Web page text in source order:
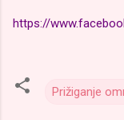
https://
Prižiganje